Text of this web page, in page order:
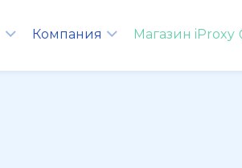
Компания Магазин iProxy